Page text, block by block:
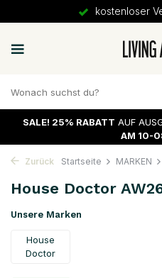
30
SALE! 25% RABATT AUF
AM 10-
Zurück Startseite MARKEN
House Doctor
Unsere Marken
House
Doctor